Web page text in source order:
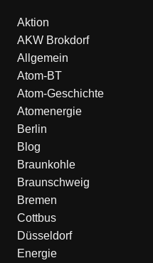
Aktion
AKW Brokdorf
Allgemein
Atom-BT
Atom-Geschichte
Atomenergie
Berlin
Blog
Braunkohle
Braunschweig
Bremen
Cottbus
Düsseldorf
Energie